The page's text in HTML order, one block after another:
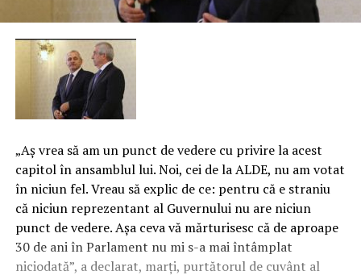
„Aş vrea să am un punct de vedere cu privire la acest
capitol în ansamblul lui. Noi, cei de la ALDE, nu am votat
în niciun fel. Vreau să explic de ce: pentru că e straniu
că niciun reprezentant al Guvernului nu are niciun
punct de vedere. Aşa ceva vă mărturisesc că de aproape
30 de ani în Parlament nu mi s-a mai întâmplat
niciodată”, a declarat, marţi, purtătorul de cuvânt al